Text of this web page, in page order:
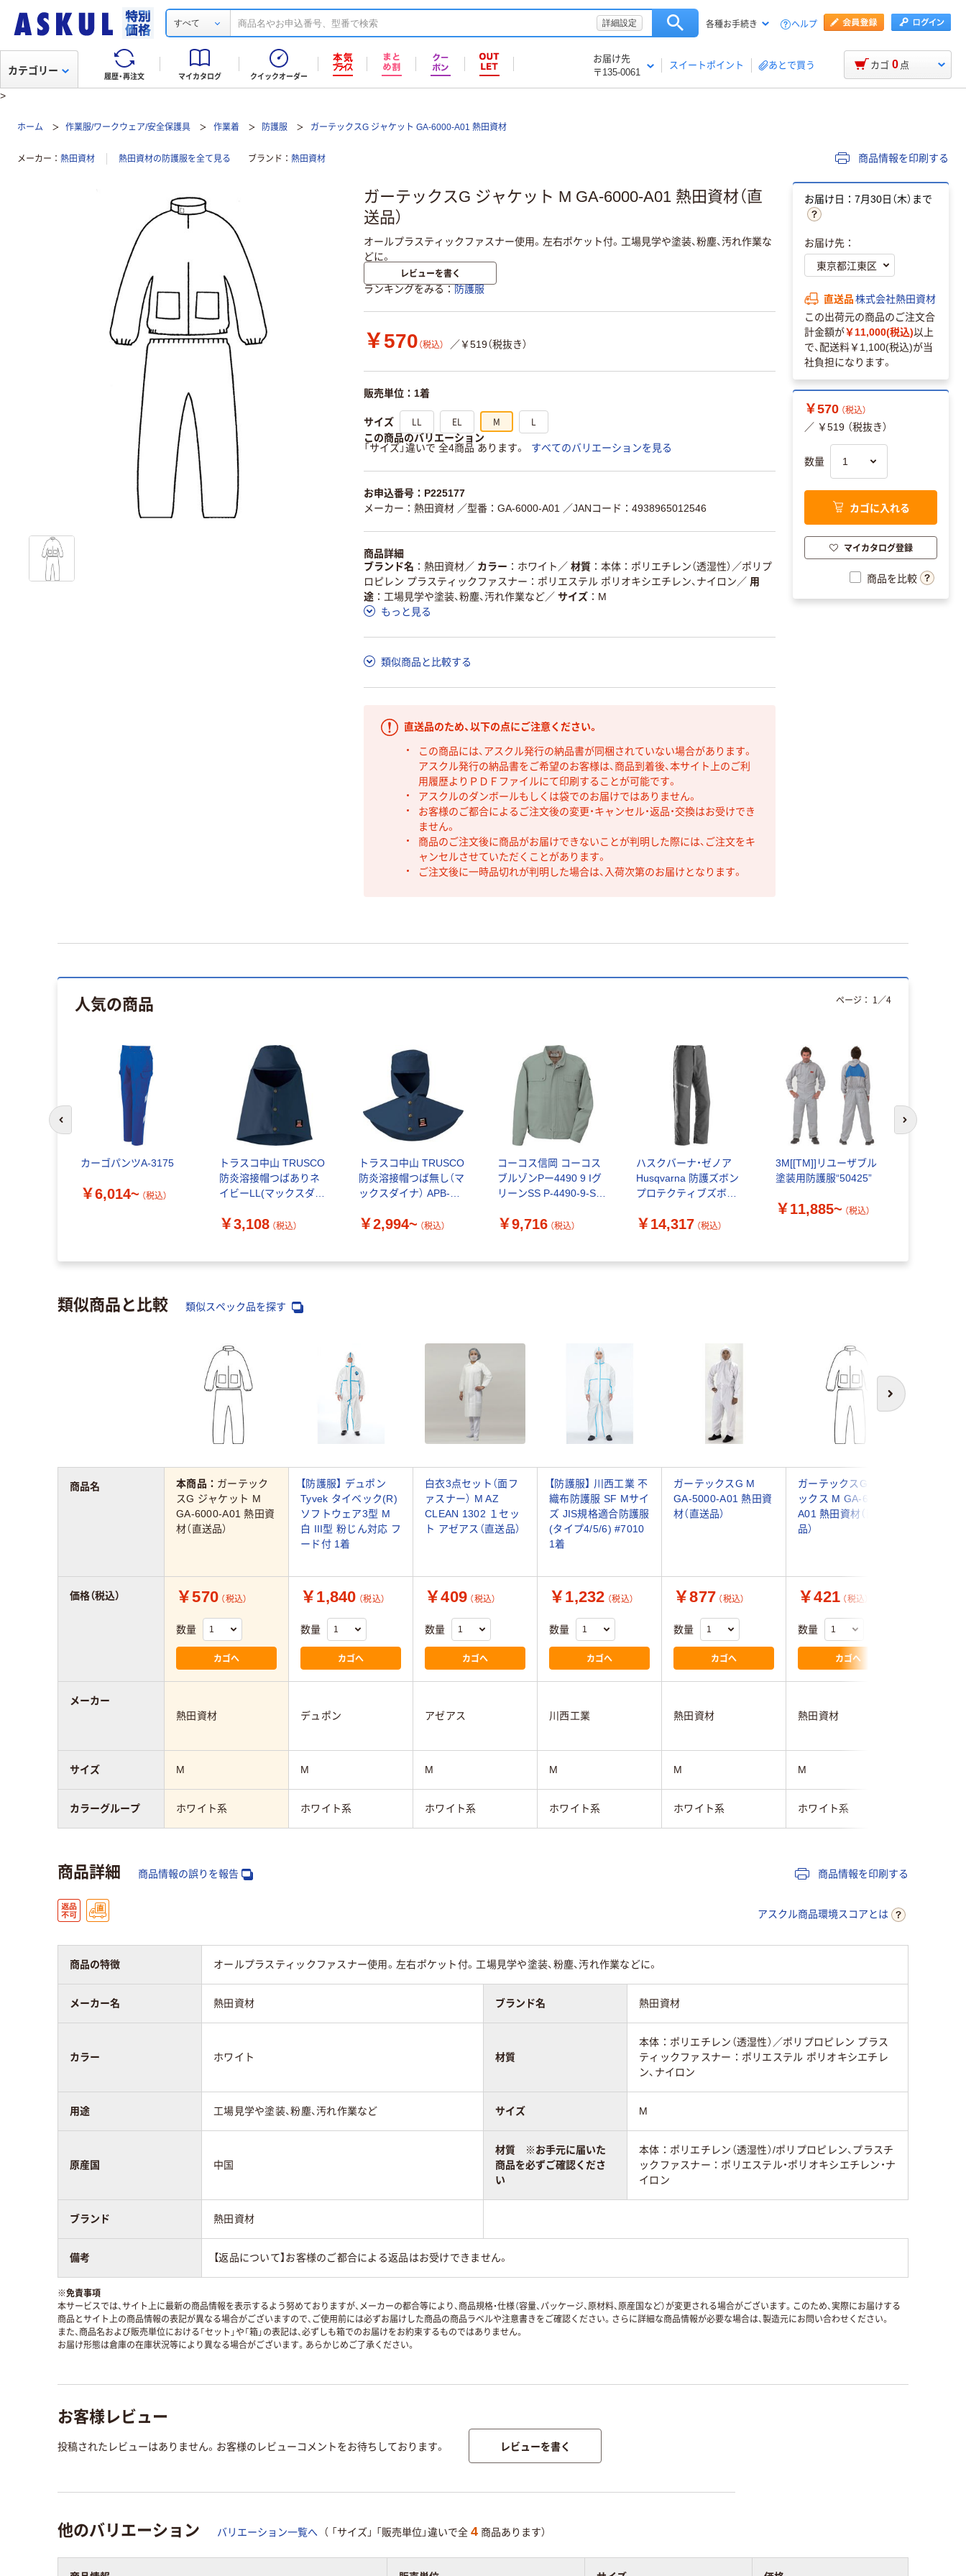
すべて 詳細設定 各種お手続き ヘルプ
履歴・再注文 マイカタログ クイックオーダー
お届け先
〒135-0061
スイートポイント あとで買う
カテゴリー カゴ 0 点
>
ホーム 作業服/ワークウェア/安全保護具 作業着 防護服 ガーテックスG ジャケット GA-6000-A01 熱田資材
メーカー 熱田資材 熱田資材の防護服を全て見る ブランド 熱田資材 商品情報を印刷する
ガーテックスG ジャケット M GA-6000-A01 熱田資材（直
送品）
オールプラスティックファスナー使用。左右ポケット付。工場見学や塗装、粉塵、汚れ作業な
どに。
レビューを書く
ランキングをみる 防護服
￥570 （税込） ／￥519（税抜き）
販売単位：1着
サイズ LL EL M L
この商品のバリエーション
「サイズ」違いで 全4商品 あります。
すべてのバリエーションを見る
お申込番号：P225177
メーカー：熱田資材 ／型番：GA-6000-A01 ／JANコード：4938965012546
商品詳細
ブランド名
熱田資材／ カラー ホワイト ／ 材質
本体：ポリエチレン（透湿性）／ポリプ
ロピレン プラスティックファスナー：ポリエステル ポリオキシエチレン、ナイロン ／ 用
途
工場見学や塗装、粉塵、汚れ作業など／ サイズ
M
もっと見る
類似商品と比較する
直送品のため、以下の点にご注意ください。
この商品には、アスクル発行の納品書が同梱されていない場合があります。
アスクル発行の納品書をご希望のお客様は、商品到着後、本サイト上のご利
用履歴よりＰＤＦファイルにて印刷することが可能です。
アスクルのダンボールもしくは袋でのお届けではありません。
お客様のご都合によるご注文後の変更・キャンセル・返品・交換はお受けでき
ません。
商品のご注文後に商品がお届けできないことが判明した際には、ご注文をキ
ャンセルさせていただくことがあります。
ご注文後に一時品切れが判明した場合は、入荷次第のお届けとなります。
お届け日：7月30日（木）まで
お届け先：
直送品株式会社熱田資材
この出荷元の商品のご注文合
計金額が￥11,000(税込)以上
で、配送料￥1,100(税込)が当
社負担になります。
￥570 （税込）
／ ￥519 （税抜き）
数量
カゴに入れる
マイカタログ登録
商品を比較
人気の商品
カーゴパンツA-3175
￥6,014~ （税込）
トラスコ中山 TRUSCO
防炎溶接帽つばありネ
イビーLL(マックスダイ
380-9476（直送品）
￥3,108 （税込）
トラスコ中山 TRUSCO
防炎溶接帽つば無し（マ
ックスダイナ） APB-
￥2,994~ （税込）
コーコス信岡 コーコス
ブルゾンPー4490 9 Iグ
リーンSS P-4490-9-SS
￥9,716 （税込）
ハスクバーナ・ゼノア
Husqvarna 防護ズボン
プロテクティブズボン
1着 466-2460（直送品）
￥14,317 （税込）
3M[[TM]]リユーザブル
塗装用防護服“50425”
￥11,885~ （税込）
ページ： 1 ／4
前のスライドへ 次のスライド
類似商品と比較 類似スペック品を探す
次へ
本商品： ガーテック
スG ジャケット M
GA-6000-A01 熱田資
材（直送品）
【防護服】 デュポン
Tyvek タイベック(R)
ソフトウェア3型 M
白 III型 粉じん対応 フ
ード付 1着
白衣3点セット（面フ
ァスナー） M AZ
CLEAN 1302 １セッ
ト アゼアス（直送品）
【防護服】 川西工業 不
織布防護服 SF Mサイ
ズ JIS規格適合防護服
(タイプ4/5/6) #7010
1着
ガーテックスG M
GA-5000-A01 熱田資
材（直送品）
ガーテックスG スラ
ックス M GA-6200-
A01 熱田資材（直送
品）
￥570 （税込）
数量
カゴへ
￥1,840 （税込）
数量
カゴへ
￥409 （税込）
数量
カゴへ
￥1,232 （税込）
数量
カゴへ
￥877 （税込）
数量
カゴへ
￥421 （税込）
数量
カゴへ
熱田資材 デュポン アゼアス 川西工業 熱田資材 熱田資材
M M M M M M
ホワイト系 ホワイト系 ホワイト系 ホワイト系 ホワイト系 ホワイト系
商品名
価格（税込）
メーカー
サイズ
カラーグループ
商品詳細 商品情報の誤りを報告 商品情報を印刷する
アスクル商品環境スコアとは
商品の特徴 オールプラスティックファスナー使用。左右ポケット付。工場見学や塗装、粉塵、汚れ作業などに。
メーカー名 熱田資材 ブランド名 熱田資材
カラー ホワイト 材質
本体：ポリエチレン（透湿性）／ポリプロピレン プラス
ティックファスナー：ポリエステル ポリオキシエチレ
ン、ナイロン
用途 工場見学や塗装、粉塵、汚れ作業など サイズ M
原産国 中国
材質 ※お手元に届いた
商品を必ずご確認くださ
い
本体：ポリエチレン（透湿性）/ポリプロピレン、プラスチ
ックファスナー：ポリエステル・ポリオキシエチレン・ナ
イロン
ブランド 熱田資材
備考 【返品について】お客様のご都合による返品はお受けできません。
※免責事項
本サービスでは、サイト上に最新の商品情報を表示するよう努めておりますが、メーカーの都合等により、商品規格・仕様（容量、パッケージ、原材料、原産国など）が変更される場合がございます。このため、実際にお届けする
商品とサイト上の商品情報の表記が異なる場合がございますので、ご使用前には必ずお届けした商品の商品ラベルや注意書きをご確認ください。さらに詳細な商品情報が必要な場合は、製造元にお問い合わせください。
また、商品名および販売単位における「セット」や「箱」の表記は、必ずしも箱でのお届けをお約束するものではありません。
お届け形態は倉庫の在庫状況等により異なる場合がございます。あらかじめご了承ください。
お客様レビュー
投稿されたレビューはありません。お客様のレビューコメントをお待ちしております。 レビューを書く
他のバリエーション バリエーション一覧へ （ 「サイズ」 「販売単位」違いで全 4 商品あります）